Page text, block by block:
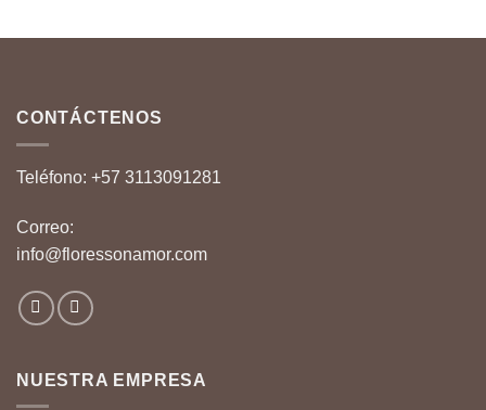
CONTÁCTENOS
Teléfono: +57 3113091281
Correo:
info@floressonamor.com
NUESTRA EMPRESA